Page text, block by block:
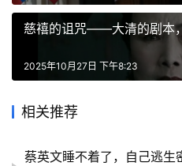
慈禧的诅咒——大清的剧本
2025年10月27日 下午8:23
相关推荐
蔡英文睡不着了，自己逃生